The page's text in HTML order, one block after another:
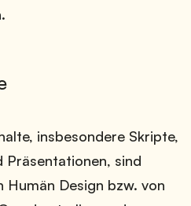
insbesondere Skripte,
Präsentationen, sind
Humän Design bzw. von